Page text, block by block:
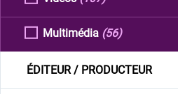
Multimédia (56)
ÉDITEUR / PRODUCTEUR